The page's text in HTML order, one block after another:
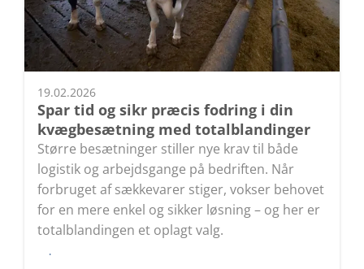
19.02.2026
Spar tid og sikr præcis fodring i din
kvægbesætning med totalblandinger
Større besætninger stiller nye krav til både
logistik og arbejdsgange på bedriften. Når
forbruget af sækkevarer stiger, vokser behovet
for en mere enkel og sikker løsning – og her er
totalblandingen et oplagt valg.
Læs